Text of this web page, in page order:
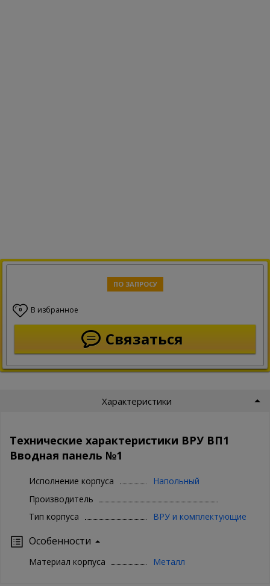
ПО ЗАПРОСУ
0 В избранное
Связаться
Характеристики
Технические характеристики ВРУ ВП1
Вводная панель №1
Исполнение корпуса
Напольный
Производитель
Тип корпуса
ВРУ и комплектующие
Особенности
Материал корпуса Металл